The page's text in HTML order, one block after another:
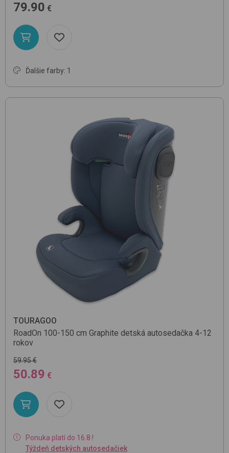
79.90 €
Ďalšie farby: 1
TOURAGOO
RoadOn 100-150 cm Graphite detská autosedačka 4-12
rokov
59.95 €
50.89 €
Ponuka platí do 16.8.!
Týždeň detských autosedačiek